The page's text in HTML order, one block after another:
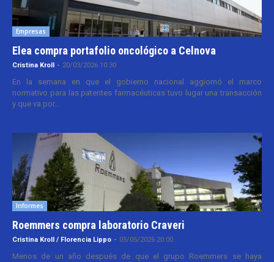
Empresas
Elea compra portafolio oncológico a Celnova
Cristina Kroll - 20/03/2026 10:30
En la semana en que el gobierno nacional aggiornó el marco
normativo para las patentes farmacéuticas tuvo lugar una transacción
y que va por...
Informes
Roemmers compra laboratorio Craveri
Cristina Kroll / Florencia Lippo - 05/05/2026 20:00
Menos de un año después de que el grupo Roemmers se haya